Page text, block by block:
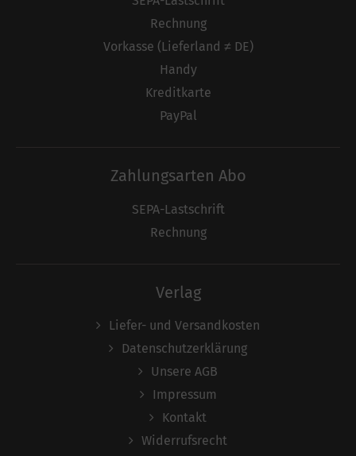
Rechnung
Vorkasse (Lieferland ≠ DE)
Handy
Kreditkarte
PayPal
Zahlungsarten Abo
SEPA-Lastschrift
Rechnung
Verlag
Liefer- und Versandkosten
Datenschutzerklärung
Unsere AGB
Impressum
Kontakt
Widerrufsrecht